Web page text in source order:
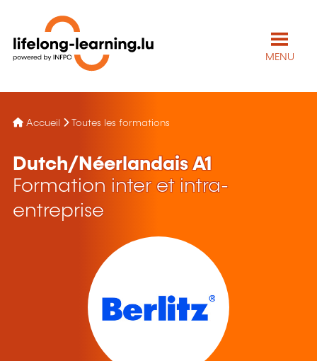
MENU
Accueil Toutes les formations
Dutch/Néerlandais A1
Formation inter et intra-
entreprise